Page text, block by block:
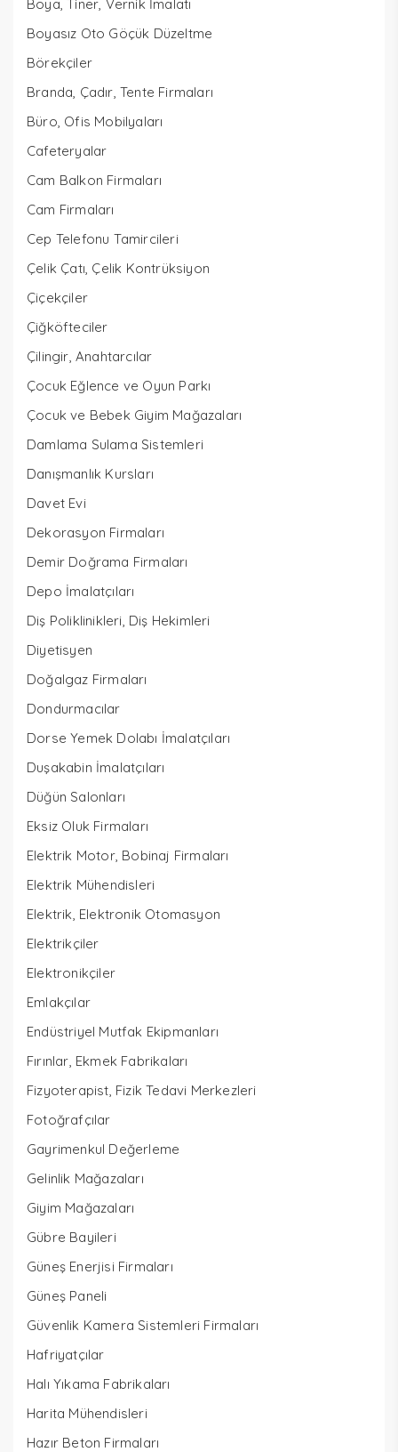
Boya, Tiner, Vernik İmalatı
Boyasız Oto Göçük Düzeltme
Börekçiler
Branda, Çadır, Tente Firmaları
Büro, Ofis Mobilyaları
Cafeteryalar
Cam Balkon Firmaları
Cam Firmaları
Cep Telefonu Tamircileri
Çelik Çatı, Çelik Kontrüksiyon
Çiçekçiler
Çiğköfteciler
Çilingir, Anahtarcılar
Çocuk Eğlence ve Oyun Parkı
Çocuk ve Bebek Giyim Mağazaları
Damlama Sulama Sistemleri
Danışmanlık Kursları
Davet Evi
Dekorasyon Firmaları
Demir Doğrama Firmaları
Depo İmalatçıları
Diş Poliklinikleri, Diş Hekimleri
Diyetisyen
Doğalgaz Firmaları
Dondurmacılar
Dorse Yemek Dolabı İmalatçıları
Duşakabin İmalatçıları
Düğün Salonları
Eksiz Oluk Firmaları
Elektrik Motor, Bobinaj Firmaları
Elektrik Mühendisleri
Elektrik, Elektronik Otomasyon
Elektrikçiler
Elektronikçiler
Emlakçılar
Endüstriyel Mutfak Ekipmanları
Fırınlar, Ekmek Fabrikaları
Fizyoterapist, Fizik Tedavi Merkezleri
Fotoğrafçılar
Gayrimenkul Değerleme
Gelinlik Mağazaları
Giyim Mağazaları
Gübre Bayileri
Güneş Enerjisi Firmaları
Güneş Paneli
Güvenlik Kamera Sistemleri Firmaları
Hafriyatçılar
Halı Yıkama Fabrikaları
Harita Mühendisleri
Hazır Beton Firmaları